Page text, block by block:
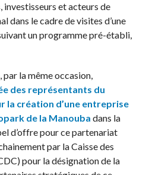
investisseurs et acteurs de
dans le cadre de visites d’une
un programme pré-établi,
la même occasion,
des représentants du
la création d’une entreprise
de la Manouba dans la
d’offre pour ce partenariat
par la Caisse des
pour la désignation de la